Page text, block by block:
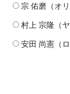
宗 佑磨（オ
村上 宗隆（
安田 尚憲（